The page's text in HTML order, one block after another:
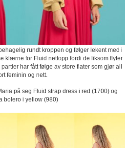
rundt kroppen og følger lekent med i
klærne for Fluid nettopp fordi de liksom flyter
har fått følge av store flater som gjør all
feminin og nett.
på seg Fluid strap dress i red (1700) og
bolero i yellow (980)